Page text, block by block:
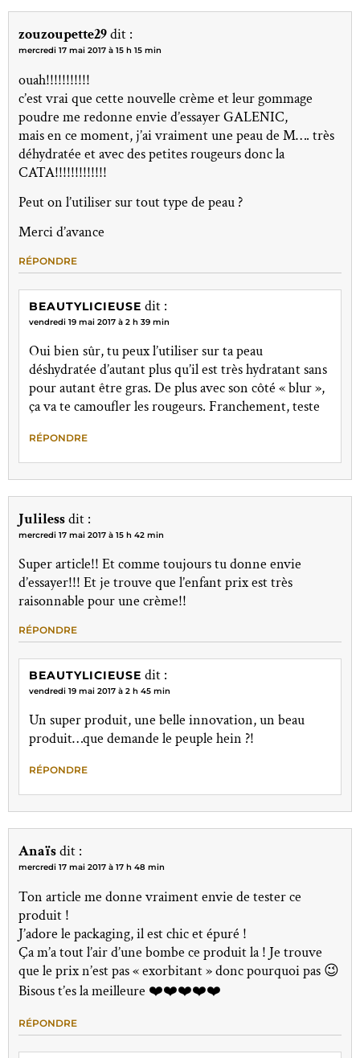
zouzoupette29dit :
mercredi 17 mai 2017 à 15 h 15 min
ouah!!!!!!!!!!!
c’est vrai que cette nouvelle crème et leur gommage
poudre me redonne envie d’essayer GALENIC,
mais en ce moment, j’ai vraiment une peau de M…. très
déhydratée et avec des petites rougeurs donc la
CATA!!!!!!!!!!!!!
Peut on l’utiliser sur tout type de peau ?
Merci d’avance
RÉPONDRE
BEAUTYLICIEUSE dit :
vendredi 19 mai 2017 à 2 h 39 min
Oui bien sûr, tu peux l’utiliser sur ta peau
déshydratée d’autant plus qu’il est très hydratant sans
pour autant être gras. De plus avec son côté « blur »,
ça va te camoufler les rougeurs. Franchement, teste
RÉPONDRE
Julilessdit :
mercredi 17 mai 2017 à 15 h 42 min
Super article!! Et comme toujours tu donne envie
d’essayer!!! Et je trouve que l’enfant prix est très
raisonnable pour une crème!!
RÉPONDRE
BEAUTYLICIEUSE dit :
vendredi 19 mai 2017 à 2 h 45 min
Un super produit, une belle innovation, un beau
produit…que demande le peuple hein ?!
RÉPONDRE
Anaïsdit :
mercredi 17 mai 2017 à 17 h 48 min
Ton article me donne vraiment envie de tester ce
produit !
J’adore le packaging, il est chic et épuré !
Ça m’a tout l’air d’une bombe ce produit la ! Je trouve
que le prix n’est pas « exorbitant » donc pourquoi pas 😉
Bisous t’es la meilleure ❤️❤️❤️❤️❤️
RÉPONDRE